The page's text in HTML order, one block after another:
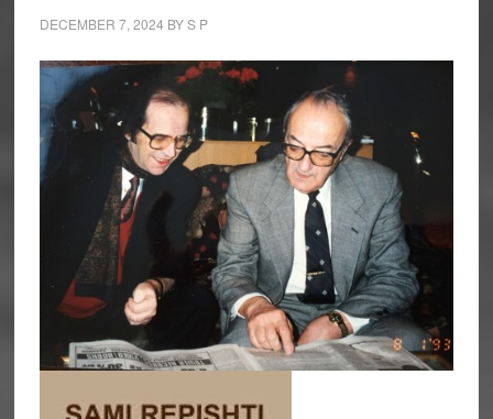
DECEMBER 7, 2024 BYS P